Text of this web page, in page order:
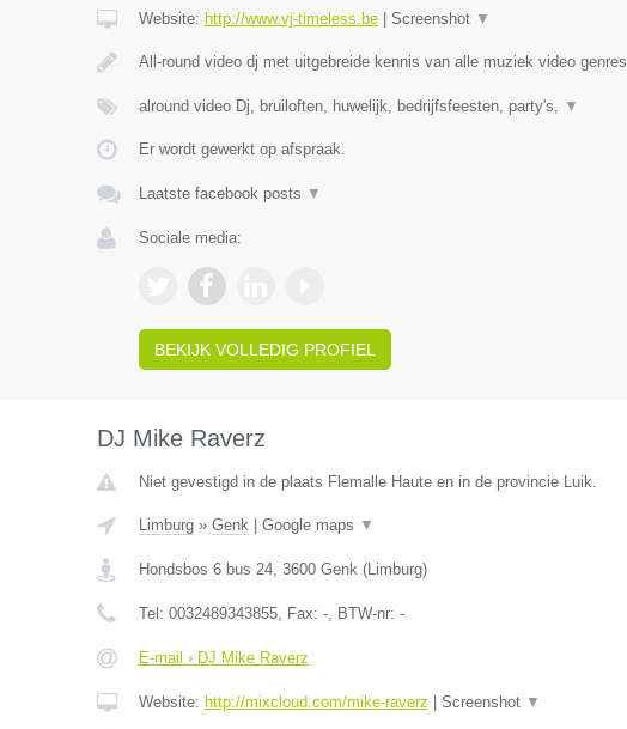
Website: http://www.vj-timeless.be| Screenshot ▼
All-round video dj met uitgebreide kennis van alle muziek video genres
alround video Dj, bruiloften, huwelijk, bedrijfsfeesten, party's, ▼
Er wordt gewerkt op afspraak.
Laatste facebook posts ▼
Sociale media:
BEKIJK VOLLEDIG PROFIEL
DJ Mike Raverz
Niet gevestigd in de plaats Flemalle Haute en in de provincie Luik.
Limburg» Genk| Google maps ▼
Hondsbos 6 bus 24, 3600 Genk(Limburg)
Tel: 0032489343855, Fax: -, BTW-nr: -
E-mail › DJ Mike Raverz
Website: http://mixcloud.com/mike-raverz Screenshot ▼